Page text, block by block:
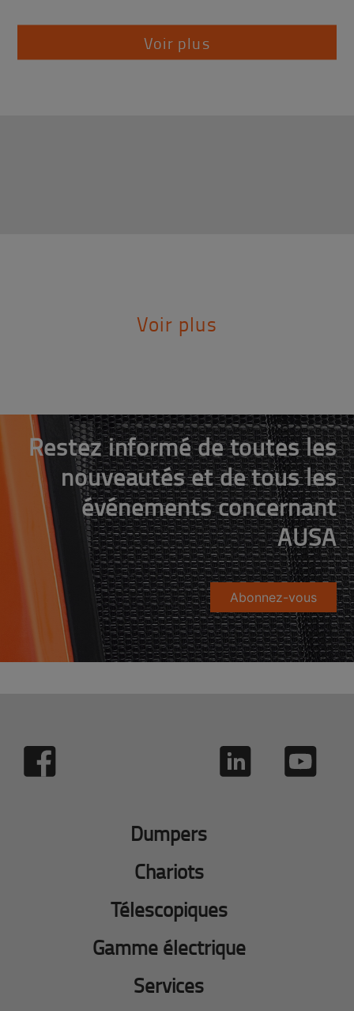
Voir plus
Voir plus
Restez informé de toutes les
nouveautés et de tous les
événements concernant
AUSA
Abonnez-vous
Dumpers
Chariots
Télescopiques
Gamme électrique
Services